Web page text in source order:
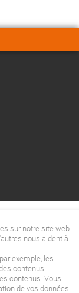
sur notre site web.
nous aident à
exemple, les
contenus
contenus. Vous
de vos données